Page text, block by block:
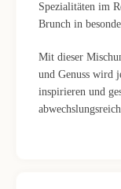
Spezialitäten im
Brunch in
Mit dieser
und Genuss wird
inspirieren und